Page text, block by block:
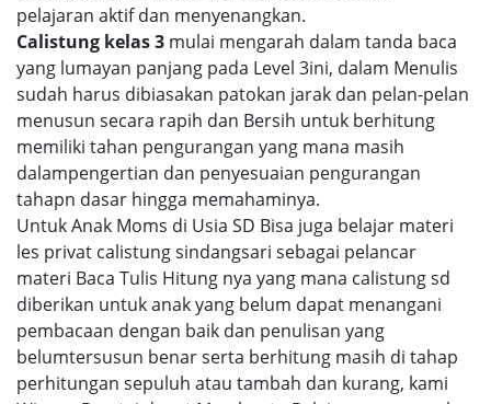
pelajaran aktif dan menyenangkan.
Calistung kelas 3 mulai mengarah dalam tanda baca
yang lumayan panjang pada Level 3ini, dalam Menulis
sudah harus dibiasakan patokan jarak dan pelan-pelan
menusun secara rapih dan Bersih untuk berhitung
memiliki tahan pengurangan yang mana masih
dalampengertian dan penyesuaian pengurangan
tahapn dasar hingga memahaminya.
Untuk Anak Moms di Usia SD Bisa juga belajar materi
les privat calistung sindangsari sebagai pelancar
materi Baca Tulis Hitung nya yang mana calistung sd
diberikan untuk anak yang belum dapat menangani
pembacaan dengan baik dan penulisan yang
belumtersusun benar serta berhitung masih di tahap
perhitungan sepuluh atau tambah dan kurang, kami